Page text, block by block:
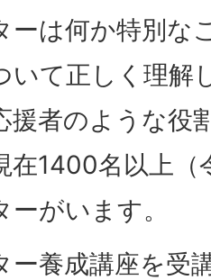
ーは何か特別な
いて正しく理解
援者のような役
在1400名以上
がいます。
ー養成講座を受